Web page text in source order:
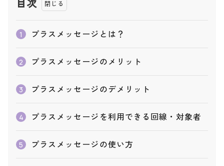
目次
1 プラスメッセージとは？
2 プラスメッセージのメリット
3 プラスメッセージのデメリット
4 プラスメッセージを利用できる回線・対象者
5 プラスメッセージの使い方